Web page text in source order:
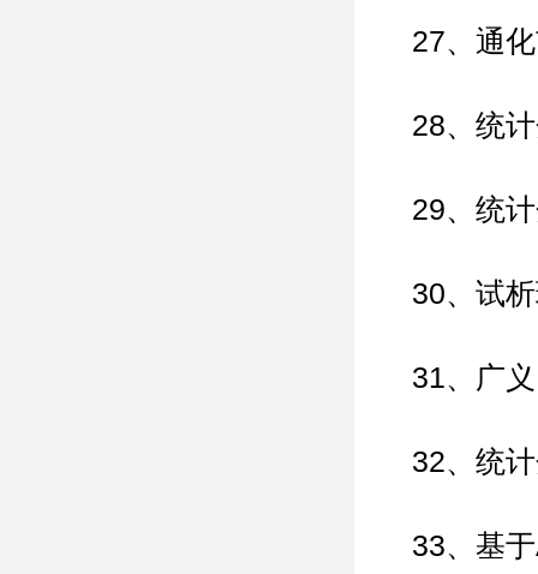
27、通
28、统
29、统
30、试
31、广
32、统
33、基